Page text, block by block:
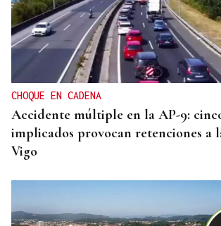
CHOQUE EN CADENA
Accidente múltiple en la AP-9:
implicados provocan retenciones a
Vigo